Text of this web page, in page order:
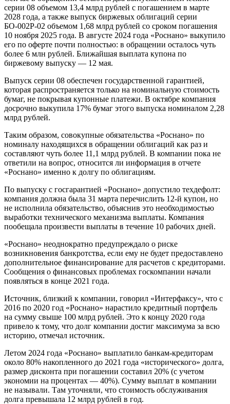
серии 08 объемом 13,4 млрд рублей с погашением в марте
2028 года, а также выпуск биржевых облигаций серии
БО-002Р-02 объемом 1,68 млрд рублей со сроком погашения
10 ноября 2025 года. В августе 2024 года «Роснано» выкупило
его по оферте почти полностью: в обращении осталось чуть
более 6 млн рублей. Ближайшая выплата купона по
биржевому выпуску — 12 мая.
Выпуск серии 08 обеспечен государственной гарантией,
которая распространяется только на номинальную стоимость
бумаг, не покрывая купонные платежи. В октябре компания
досрочно выкупила 17% бумаг этого выпуска номиналом 2,28
млрд рублей.
Таким образом, совокупные обязательства «Роснано» по
номиналу находящихся в обращении облигаций как раз и
составляют чуть более 11,1 млрд рублей. В компании пока не
ответили на вопрос, относится ли информация в отчете
«Роснано» именно к долгу по облигациям.
По выпуску с госгарантией «Роснано» допустило техдефолт:
компания должна была 31 марта перечислить 12-й купон, но
не исполнила обязательство, объяснив это необходимостью
выработки технического механизма выплаты. Компания
пообещала произвести выплаты в течение 10 рабочих дней.
«Роснано» неоднократно предупреждало о риске
возникновения банкротства, если ему не будет предоставлено
дополнительное финансирование для расчетов с кредиторами.
Сообщения о финансовых проблемах госкомпании начали
появляться в конце 2021 года.
Источник, близкий к компании, говорил «Интерфаксу», что с
2016 по 2020 год «Роснано» нарастило кредитный портфель
на сумму свыше 100 млрд рублей. Это к концу 2020 года
привело к тому, что долг компании достиг максимума за всю
историю, отмечал источник.
Летом 2024 года «Роснано» выплатило банкам-кредиторам
около 80% накопленного до 2021 года «исторического» долга,
размер дисконта при погашении составил 20% (с учетом
экономии на процентах — 40%). Сумму выплат в компании
не называли. Там уточняли, что стоимость обслуживания
долга превышала 12 млрд рублей в год.